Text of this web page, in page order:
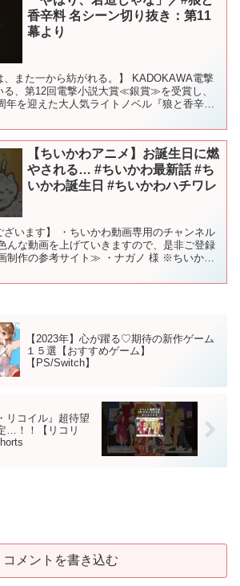
香辛料 名シーン切り抜き：第11
幕より
、また一から紡がれる。】 KADOKAWA電撃
る、第12回電撃小説大賞≪銀賞≫を受賞し、
年を迎えた大人気ライトノベル『狼と香辛
【ちいかわアニメ】お誕生日に燃
やされる… #ちいかわ最新話 #ち
いかわ誕生日 #ちいかわハチワレ
ざいます】 ・ちいかわ動画専用のチャンネル
な動画を上げていきますので、是非ご登録
制作の参考サイト≫ ・ナガノ 様 ※ちいかわ
【2023年】心が躍る♡期待の新作ゲーム
１５選【おすすめゲーム】
【PS/Switch】
リコイル』超待望
…！！【リコリ
コメントを書き込む